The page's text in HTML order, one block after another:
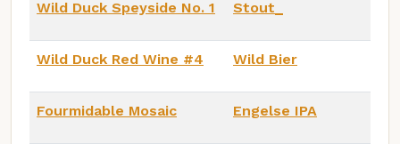
Wild Duck Speyside No. 1 Stout_
Wild Duck Red Wine #4 Wild Bier
Fourmidable Mosaic Engelse IPA